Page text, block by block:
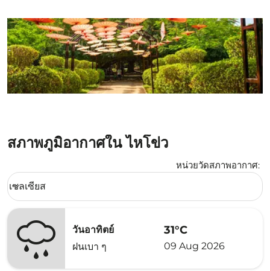
สภาพภูมิอากาศใน ไหโข่ว
หน่วยวัดสภาพอากาศ:
Weather unit option เซลเซียส Selected
เซลเซียส
keyboard_arrow_down
วันอาทิตย์
ฝนเบา ๆ
31°C
09 Aug 2026